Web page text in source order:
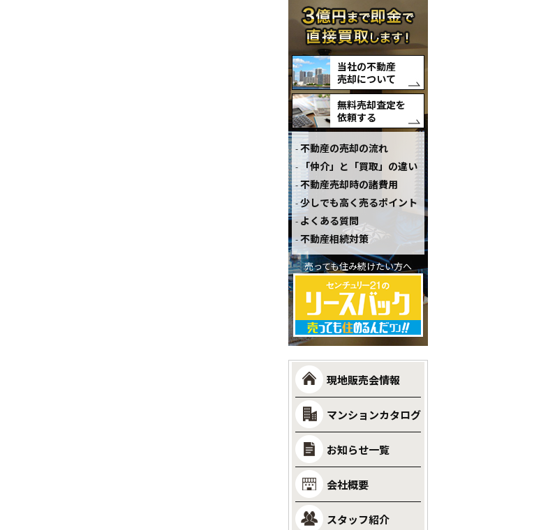
当社の不動産
売却について
無料売却査定を
依頼する
不動産の売却の流れ
「仲介」と「買取」の違い
不動産売却時の諸費用
少しでも高く売るポイント
よくある質問
不動産相続対策
売っても住み続けたい方へ
現地販売会情報
マンションカタログ
お知らせ一覧
会社概要
スタッフ紹介